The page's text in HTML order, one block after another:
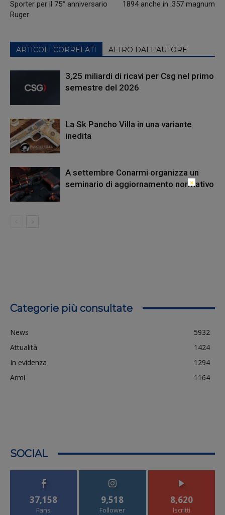
Sporter per il 75° anniversario
Ruger
1894 anche in .357 magnum
ARTICOLI CORRELATI ALTRO DALL'AUTORE
3,25 miliardi di ricavi per Csg nel primo
semestre del 2026
La Sk Pancho Villa in una variante
inedita
A settembre Conarmi organizza un
seminario di aggiornamento normativo
Categorie più consultate
News
5932
Attualità
1424
In evidenza
1294
Armi
1164
SOCIAL
37,158
Fans
9,518
Follower
8,620
Iscritti
×